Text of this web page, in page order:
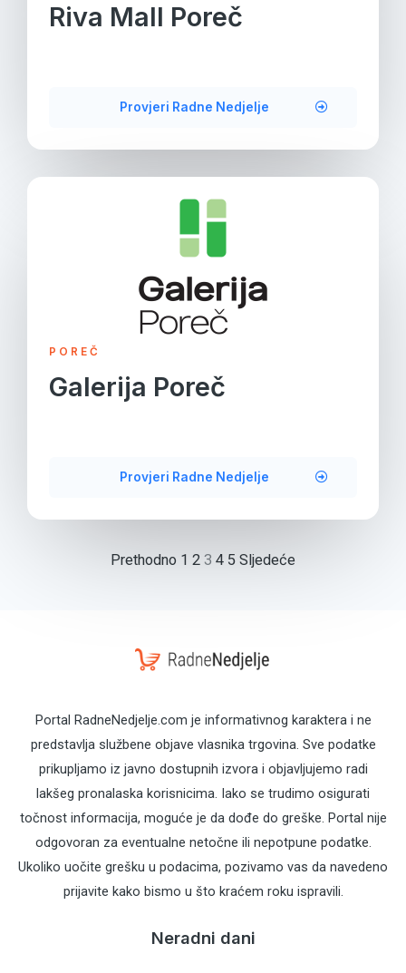
Riva Mall Poreč
Provjeri Radne Nedjelje
POREČ
Galerija Poreč
Provjeri Radne Nedjelje
Prethodno 1 2 3 4 5 Sljedeće
Portal RadneNedjelje.com je informativnog karaktera i ne
predstavlja službene objave vlasnika trgovina. Sve podatke
prikupljamo iz javno dostupnih izvora i objavljujemo radi
lakšeg pronalaska korisnicima. Iako se trudimo osigurati
točnost informacija, moguće je da dođe do greške. Portal nije
odgovoran za eventualne netočne ili nepotpune podatke.
Ukoliko uočite grešku u podacima, pozivamo vas da navedeno
prijavite kako bismo u što kraćem roku ispravili.
Neradni dani